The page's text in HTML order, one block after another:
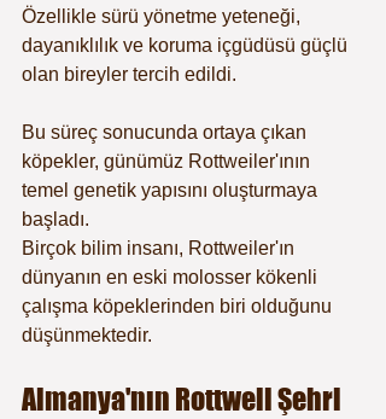
Özellikle sürü yönetme yeteneği,
dayanıklılık ve koruma içgüdüsü güçlü
olan bireyler tercih edildi.
Bu süreç sonucunda ortaya çıkan
köpekler, günümüz Rottweiler'ının
temel genetik yapısını oluşturmaya
başladı.
Birçok bilim insanı, Rottweiler'ın
dünyanın en eski molosser kökenli
çalışma köpeklerinden biri olduğunu
düşünmektedir.
Almanya'nın Rottweil Şehri